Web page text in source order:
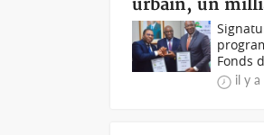
urbain, un
Fonds
il y a